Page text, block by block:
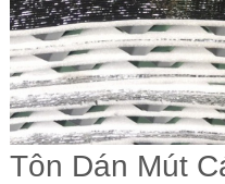
Cuộn Inox
Vật Liệu Cách Âm
Vật liệu Bảo Ôn | Cách Âm
Vật Liệu Bọc Lót Hàng Hóa
Tôn Dán Mút